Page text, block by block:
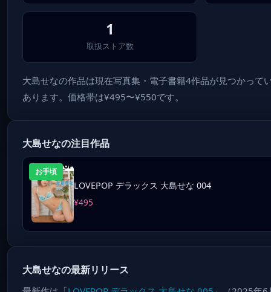
1
取扱ストア数
大島せなの作品は現在写真集・電子書籍4作品が見つかって
あります。価格帯は¥495〜¥550です。
大島せなの注目作品
お手頃
LOVEPOP デラックス 大島せな 004
¥495
大島せなの最新リリース